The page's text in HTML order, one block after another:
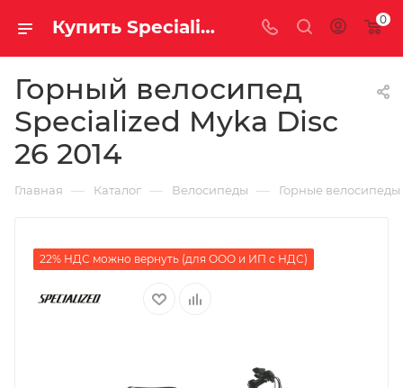
Купить Specialized Myka Disc 26 2014 за рублей, а со скидкой 0
Горный велосипед
Specialized Myka Disc
26 2014
Главная — Каталог — Велосипеды — Горные велосипеды
22% НДС можно вернуть (для ООО и ИП с НДС)